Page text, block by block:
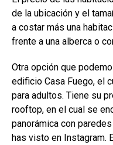
de la ubicación y el
a costar más una
frente a una alberca o
Otra opción que
edificio Casa Fuego, el
para adultos. Tiene su
rooftop, en el cual se
panorámica con
has visto en Instagram.